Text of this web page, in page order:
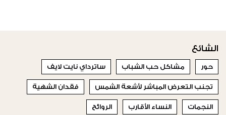
الشائع
حور مشاكل حب الشباب ساترداي نايت لايف
تجنب التعرض المباشر لأشعة الشمس فقدان الشهية
النجمات النساء الأقارب الروائح